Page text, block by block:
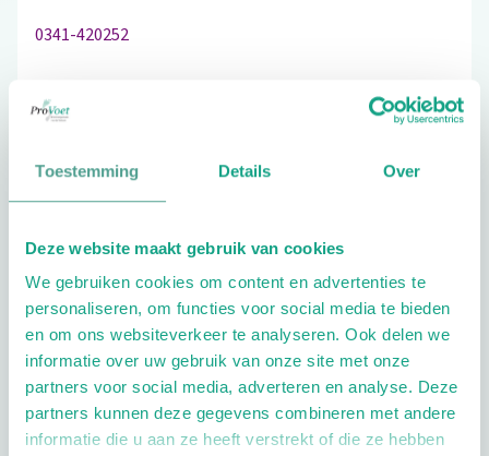
Toestemming Details Over
Deze website maakt gebruik van cookies
We gebruiken cookies om content en advertenties te
personaliseren, om functies voor social media te bieden
en om ons websiteverkeer te analyseren. Ook delen we
informatie over uw gebruik van onze site met onze
partners voor social media, adverteren en analyse. Deze
partners kunnen deze gegevens combineren met andere
informatie die u aan ze heeft verstrekt of die ze hebben
0341-420252
Schrijf ook een review
Extra opties